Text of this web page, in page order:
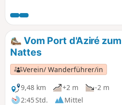
schattig und sehr angenehm im
Poitevin!
Vom Port d'Aziré
Nattes
Verein/ Wanderführer/in
9,48 km
+2 m
-2 m
2:45 Std.
Mittel